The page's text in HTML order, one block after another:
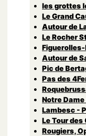
les grottes
Le Grand
Autour de
Le Rocher
Autour de
Pic de
Pas des
Notre
Lambesc -
Le Tour des
Rougiers,